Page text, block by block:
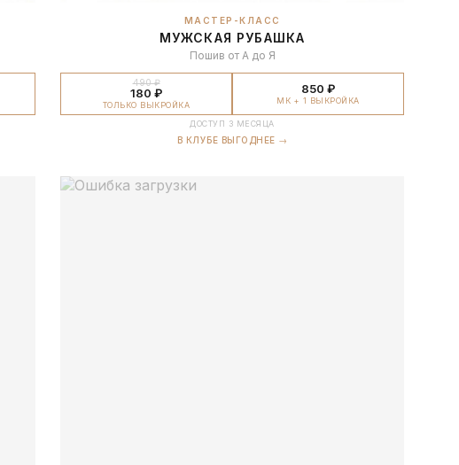
МАСТЕР-КЛАСС
МУЖСКАЯ РУБАШКА
Пошив от А до Я
490 ₽
180 ₽
ТОЛЬКО ВЫКРОЙКА
850 ₽
МК + 1 ВЫКРОЙКА
ДОСТУП 3 МЕСЯЦА
В КЛУБЕ ВЫГОДНЕЕ →